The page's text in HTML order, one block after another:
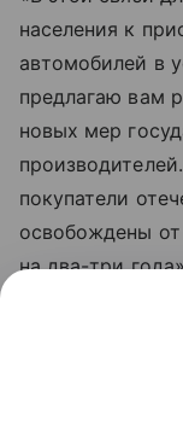
населения к
автомобилей в
предлагаю вам
новых мер
покупатели
освобождены от
на два-три
Контент